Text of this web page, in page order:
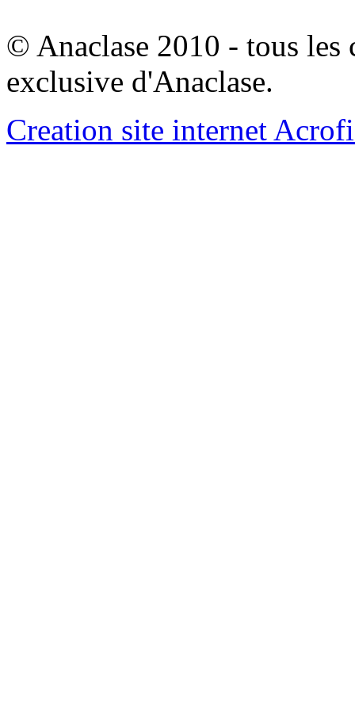
© Anaclase 2010 - tous les
exclusive d'Anaclase.
Creation site internet